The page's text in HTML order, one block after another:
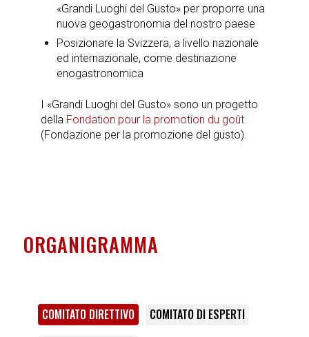
«Grandi Luoghi del Gusto» per proporre una
nuova geogastronomia del nostro paese
Posizionare la Svizzera, a livello nazionale
ed internazionale, come destinazione
enogastronomica
I «Grandi Luoghi del Gusto» sono un progetto
della Fondation pour la promotion du goût
(Fondazione per la promozione del gusto).
ORGANIGRAMMA
COMITATO DIRETTIVO
COMITATO DI ESPERTI